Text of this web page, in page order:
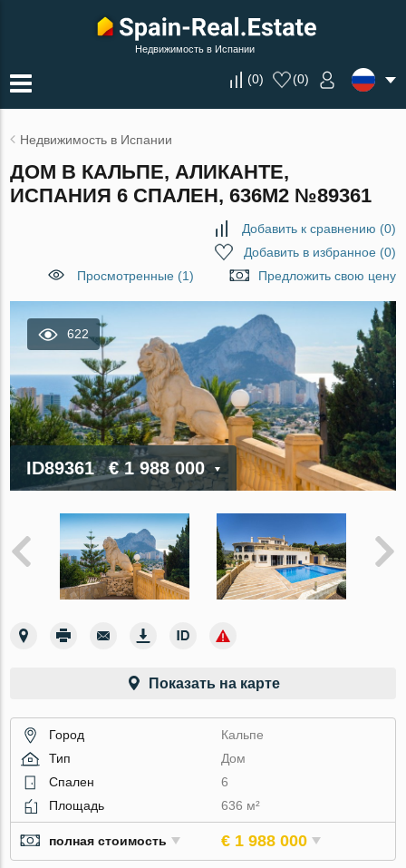
Недвижимость в Испании
(0) (0)
Недвижимость в Испании
ДОМ В КАЛЬПЕ, АЛИКАНТЕ,
ИСПАНИЯ 6 СПАЛЕН, 636М2 №89361
Добавить к сравнению (0)
Добавить в избранное(0)
Просмотренные (1)
Предложить свою цену
622
ID89361 € 1 988 000
Показать на карте
Город
Кальпе
Тип
Дом
Спален
6
Площадь
636 м²
полная стоимость € 1 988 000